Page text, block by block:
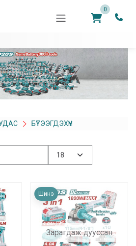
0
БҮТЭЭГДЭХҮҮН
Шинэ
Зарагдаж дууссан